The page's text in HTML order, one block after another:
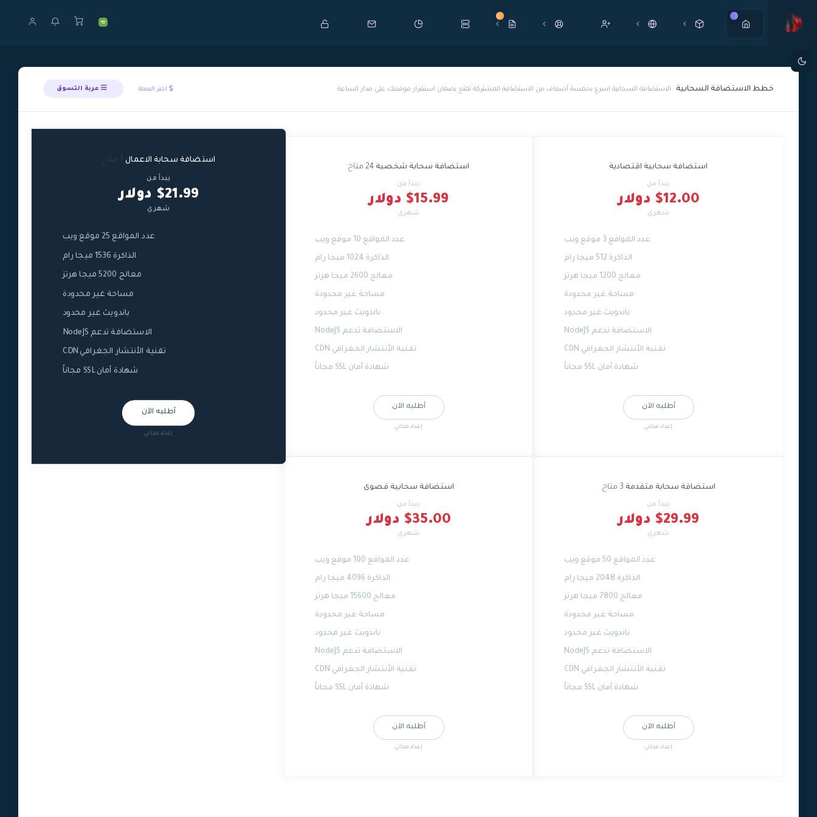
جديد جديد
خطط الاستضافة السحابية الاستضافة السحابية اسرع بخمسة أضعاف من الاستضافة المشتركة تمتع بضمان استقرار موقعك على مدار الساعة اختر العملة
استضافة سحابية اقتصادية
يبدأ من
$12.00 دولار
شهري
عدد المواقع 3 موقع ويب
الذاكرة 512 ميجا رام
معالج 1200 ميجا هرتز
مساحة غير محدودة
باندويث غير محدود
الاستضافة تدعم NodeJS
تقنية الأنتشار الجغرافي CDN
شهادة أمان SSL مجاناً
أطلبه الآن
إعداد مجاني
استضافة سحابة شخصية 24 متاح
يبدأ من
$15.99 دولار
شهري
عدد المواقع 10 موقع ويب
الذاكرة 1024 ميجا رام
معالج 2600 ميجا هرتز
مساحة غير محدودة
باندويث غير محدود
الاستضافة تدعم NodeJS
تقنية الأنتشار الجغرافي CDN
شهادة أمان SSL مجاناً
أطلبه الآن
إعداد مجاني
استضافة سحابة الاعمال 1 متاح
يبدأ من
$21.99 دولار
شهري
عدد المواقع 25 موقع ويب
الذاكرة 1536 ميجا رام
معالج 5200 ميجا هرتز
مساحة غير محدودة
باندويث غير محدود
الاستضافة تدعم NodeJS
تقنية الأنتشار الجغرافي CDN
شهادة أمان SSL مجاناً
أطلبه الآن
إعداد مجاني
استضافة سحابة متقدمة 3 متاح
يبدأ من
$29.99 دولار
شهري
عدد المواقع 50 موقع ويب
الذاكرة 2048 ميجا رام
معالج 7800 ميجا هرتز
مساحة غير محدودة
باندويث غير محدود
الاستضافة تدعم NodeJS
تقنية الأنتشار الجغرافي CDN
شهادة أمان SSL مجاناً
أطلبه الآن
إعداد مجاني
استضافة سحابية قصوى
يبدأ من
$35.00 دولار
شهري
عدد المواقع 100 موقع ويب
الذاكرة 4096 ميجا رام
معالج 15600 ميجا هرتز
مساحة غير محدودة
باندويث غير محدود
الاستضافة تدعم NodeJS
تقنية الأنتشار الجغرافي CDN
شهادة أمان SSL مجاناً
أطلبه الآن
إعداد مجاني